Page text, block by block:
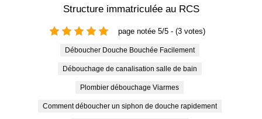
Structure immatriculée au RCS
page notée 5/5 - (3 votes)
Déboucher Douche Bouchée Facilement
Débouchage de canalisation salle de bain
Plombier débouchage Viarmes
Comment déboucher un siphon de douche rapidement